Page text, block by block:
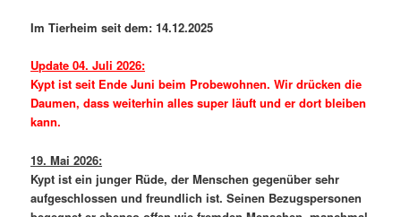
Im Tierheim seit dem: 14.12.2025
Update 04. Juli 2026:
Kypt ist seit Ende Juni beim Probewohnen. Wir drücken die
Daumen, dass weiterhin alles super läuft und er dort bleiben
kann.
19. Mai 2026:
Kypt ist ein junger Rüde, der Menschen gegenüber sehr
aufgeschlossen und freundlich ist. Seinen Bezugspersonen